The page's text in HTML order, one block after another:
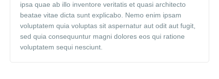
ipsa quae ab illo inventore veritatis et quasi architecto
beatae vitae dicta sunt explicabo. Nemo enim ipsam
voluptatem quia voluptas sit aspernatur aut odit aut fugit,
sed quia consequuntur magni dolores eos qui ratione
voluptatem sequi nesciunt.